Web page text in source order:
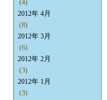
(4)
2012年 4月
(8)
2012年 3月
(6)
2012年 2月
(3)
2012年 1月
(3)